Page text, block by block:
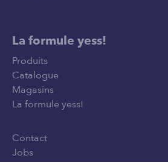
La formule yess!
Produits
Catalogue
Magasins
La formule yess!
Contact
Jobs